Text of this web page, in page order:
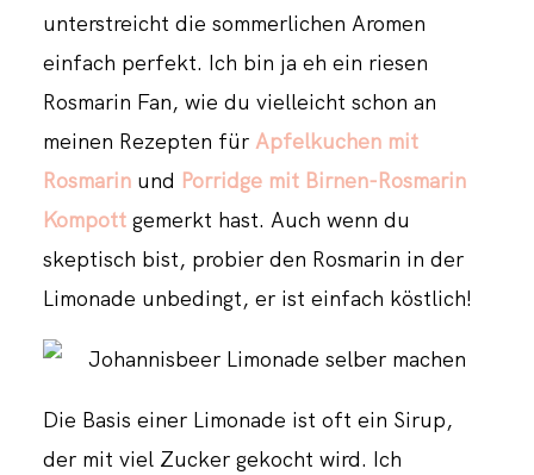
unterstreicht die sommerlichen Aromen
einfach perfekt. Ich bin ja eh ein riesen
Rosmarin Fan, wie du vielleicht schon an
meinen Rezepten für Apfelkuchen mit
Rosmarinund Porridge mit Birnen-Rosmarin
Kompottgemerkt hast. Auch wenn du
skeptisch bist, probier den Rosmarin in der
Limonade unbedingt, er ist einfach köstlich!
Die Basis einer Limonade ist oft ein Sirup,
der mit viel Zucker gekocht wird. Ich